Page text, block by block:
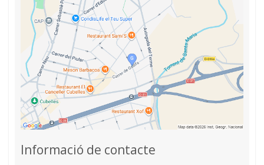
Informació de contacte